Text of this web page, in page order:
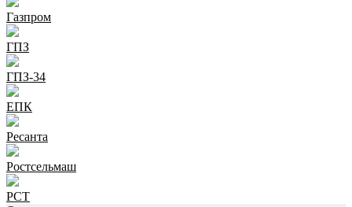
Газпром
ГПЗ
ГПЗ-34
ЕПК
Ресанта
Ростсельмаш
РСТ